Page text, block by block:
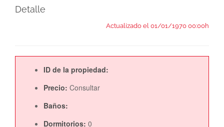
Detalle
Actualizado el 01/01/1970 00:00h
ID de la propiedad:
Precio: Consultar
Baños:
Dormitorios: 0